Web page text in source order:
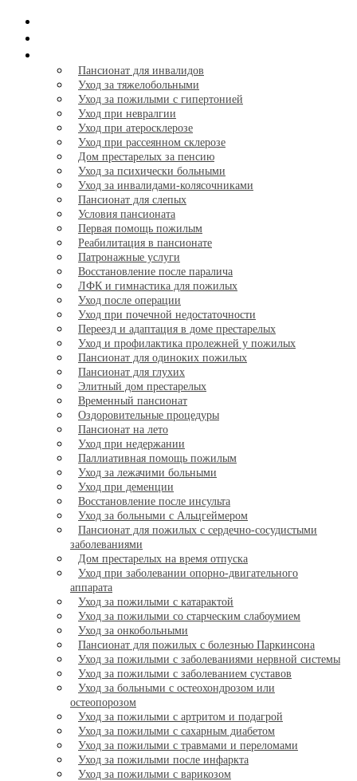
Пансионат для инвалидов
Уход за тяжелобольными
Уход за пожилыми с гипертонией
Уход при невралгии
Уход при атеросклерозе
Уход при рассеянном склерозе
Дом престарелых за пенсию
Уход за психически больными
Уход за инвалидами-колясочниками
Пансионат для слепых
Условия пансионата
Первая помощь пожилым
Реабилитация в пансионате
Патронажные услуги
Восстановление после паралича
ЛФК и гимнастика для пожилых
Уход после операции
Уход при почечной недостаточности
Переезд и адаптация в доме престарелых
Уход и профилактика пролежней у пожилых
Пансионат для одиноких пожилых
Пансионат для глухих
Элитный дом престарелых
Временный пансионат
Оздоровительные процедуры
Пансионат на лето
Уход при недержании
Паллиативная помощь пожилым
Уход за лежачими больными
Уход при деменции
Восстановление после инсульта
Уход за больными с Альцгеймером
Пансионат для пожилых с сердечно-сосудистыми
заболеваниями
Дом престарелых на время отпуска
Уход при заболевании опорно-двигательного
аппарата
Уход за пожилыми с катарактой
Уход за пожилыми со старческим слабоумием
Уход за онкобольными
Пансионат для пожилых с болезнью Паркинсона
Уход за пожилыми с заболеваниями нервной системы
Уход за пожилыми с заболеванием суставов
Уход за больными с остеохондрозом или
остеопорозом
Уход за пожилыми с артритом и подагрой
Уход за пожилыми с сахарным диабетом
Уход за пожилыми с травмами и переломами
Уход за пожилыми после инфаркта
Уход за пожилыми с варикозом